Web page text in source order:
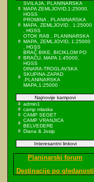
SVILAJA, PLANINARSKA
MAPA ZEMLJOVID,1:25000,
HGSS
PROMINA , PLANINARSKA
MAPA, ZEMLJOVID , 1:25000
, HGSS
OTOK RAB , PLANINARSKA
MAPA, ZEMLJOVID, 1:25000
, HGSS
BRAČ BIKE, BICIKLOM PO
BRAČU, MAPA 1:45000,
HGSS
DINARA-TROGLAVSKA
SKUPINA-ZAPAD
,PLANINARSKA
MAPA,1:25000
Najnovije kampovi
admin1
camp mlaska
CAMP SEGET
CAMP VRANJICA
BELVEDERE
Diana & Josip
Interesantni linkovi
Planinarski forum
Destinacije po gledanosti